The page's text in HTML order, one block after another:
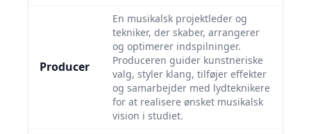
Producer
En musikalsk projektleder og
tekniker, der skaber, arrangerer
og optimerer indspilninger.
Produceren guider kunstneriske
valg, styler klang, tilføjer effekter
og samarbejder med lydteknikere
for at realisere ønsket musikalsk
vision i studiet.